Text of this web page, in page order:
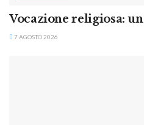
Vocazione religiosa:
7 AGOSTO 2026